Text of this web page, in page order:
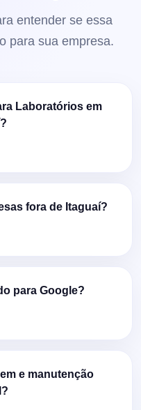
entender se essa
para sua empresa.
Laboratórios em
fora de Itaguaí?
para Google?
e manutenção